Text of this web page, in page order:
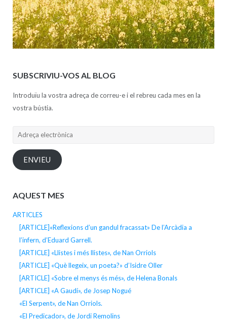
SUBSCRIVIU-VOS AL BLOG
Introduïu la vostra adreça de correu-e i el rebreu cada mes en la
vostra bústia.
Adreça
ENVIEU
AQUEST MES
ARTICLES
[ARTICLE]«Reflexions d’un gandul fracassat» De l’Arcàdia a
l’infern, d’Eduard Garrell.
[ARTICLE] «Llistes i més llistes», de Nan Orriols
[ARTICLE] «Què llegeix, un poeta?» d’Isidre Oller
[ARTICLE] «Sobre el menys és més», de Helena Bonals
[ARTICLE] «A Gaudí», de Josep Nogué
«El Serpent», de Nan Orriols.
«El Predicador», de Jordi Remolins